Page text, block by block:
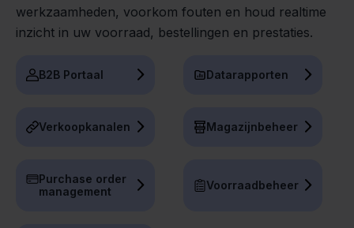
werkzaamheden, voorkom fouten en houd realtime
inzicht in uw voorraad, bestellingen en prestaties.
B2B Portaal Datarapporten
Verkoopkanalen Magazijnbeheer
Purchase order
management
Voorraadbeheer